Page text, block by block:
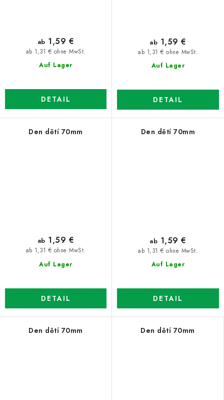
Auf Lager
ab 1,31 € ohne MwSt.
ab 1,59 €
DETAIL
Auf Lager
ab 1,31 € ohne MwSt.
ab 1,59 €
DETAIL
Den dětí 70mm
Auf Lager
ab 1,31 € ohne MwSt.
ab 1,59 €
DETAIL
Den dětí 70mm
Auf Lager
ab 1,31 € ohne MwSt.
ab 1,59 €
DETAIL
Den dětí 70mm Den dětí 70mm